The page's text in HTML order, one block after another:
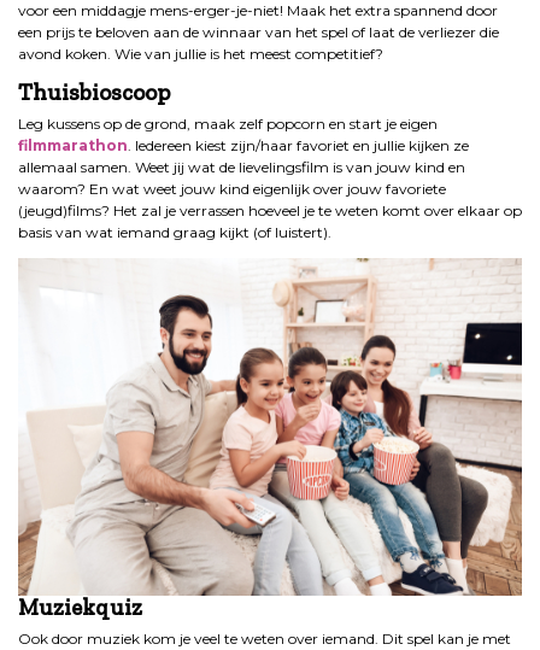
voor een middagje mens-erger-je-niet! Maak het extra spannend door
een prijs te beloven aan de winnaar van het spel of laat de verliezer die
avond koken. Wie van jullie is het meest competitief?
Thuisbioscoop
Leg kussens op de grond, maak zelf popcorn en start je eigen
filmmarathon. Iedereen kiest zijn/haar favoriet en jullie kijken ze
allemaal samen. Weet jij wat de lievelingsfilm is van jouw kind en
waarom? En wat weet jouw kind eigenlijk over jouw favoriete
(jeugd)films? Het zal je verrassen hoeveel je te weten komt over elkaar op
basis van wat iemand graag kijkt (of luistert).
Muziekquiz
Ook door muziek kom je veel te weten over iemand. Dit spel kan je met